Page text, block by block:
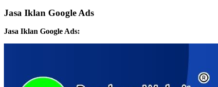
Jasa Iklan Google Ads
Jasa Iklan Google Ads: